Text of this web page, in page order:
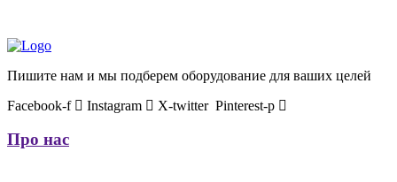
Пишите нам и мы подберем оборудование для ваших целей
Facebook-f
Instagram X-twitter Pinterest-p
Про нас